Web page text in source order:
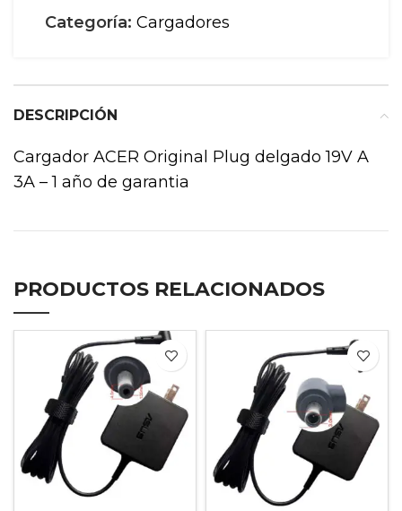
Categoría: Cargadores
DESCRIPCIÓN
Cargador ACER Original Plug delgado 19V A
3A – 1 año de garantia
PRODUCTOS RELACIONADOS